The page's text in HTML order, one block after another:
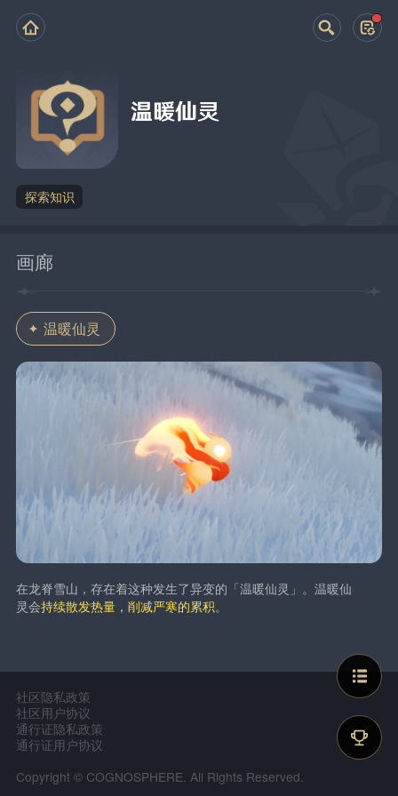
温暖仙灵
探索知识
画廊
温暖仙灵
在龙脊雪山，存在着这种发生了异变的「温暖仙灵」。温暖仙
灵会持续散发热量，削减严寒的累积。
社区隐私政策
社区用户协议
通行证隐私政策
通行证用户协议
Copyright © COGNOSPHERE. All Rights Reserved.